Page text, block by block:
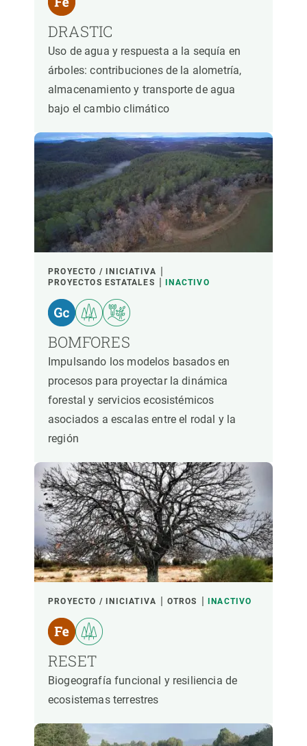
LIDERAZGO CREAF LIDERAZGO EXTERNO
- CUALQUIERA - ACTIVO INACTIVO
DRASTIC
Uso de agua y respuesta a la sequía en
árboles: contribuciones de la alometría,
almacenamiento y transporte de agua
bajo el cambio climático
PROYECTO / INICIATIVA
PROYECTOS ESTATALES
INACTIVO
BOMFORES
Impulsando los modelos basados en
procesos para proyectar la dinámica
forestal y servicios ecosistémicos
asociados a escalas entre el rodal y la
región
PROYECTO / INICIATIVA OTROS INACTIVO
RESET
Biogeografía funcional y resiliencia de
ecosistemas terrestres